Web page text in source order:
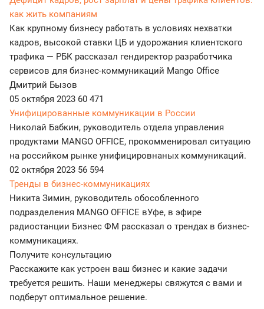
как жить компаниям
Как крупному бизнесу работать в условиях нехватки
кадров, высокой ставки ЦБ и удорожания клиентского
трафика — РБК рассказал гендиректор разработчика
сервисов для бизнес-коммуникаций Mango Office
Дмитрий Бызов
05 октября 2023 60 471
Унифицированные коммуникации в России
Николай Бабкин, руководитель отдела управления
продуктами MANGO OFFICE, прокомменировал ситуацию
на российком рынке унифицировнаных коммуникаций.
02 октября 2023 56 594
Тренды в бизнес-коммуникациях
Никита Зимин, руководитель обособленного
подразделения MANGO OFFICE вУфе, в эфире
радиостанции Бизнес ФМ рассказал о трендах в бизнес-
коммуникациях.
Получите консультацию
Расскажите как устроен ваш бизнес и какие задачи
требуется решить. Наши менеджеры свяжутся с вами и
подберут оптимальное решение.